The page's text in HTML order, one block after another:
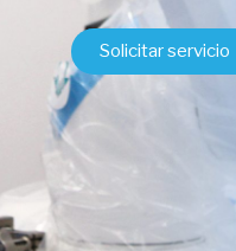
Solicitar servicio